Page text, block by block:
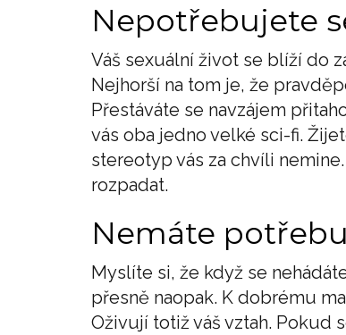
Nepotřebujete
Váš sexuální život se blíží do
Nejhorší na tom je, že
Přestáváte se navzájem
vás oba jedno velké sci-fi.
stereotyp vás za chvíli
rozpadat.
Nemáte
Myslíte si, že když se
přesně naopak. K dobrému
Oživují totiž váš vztah. Pokud